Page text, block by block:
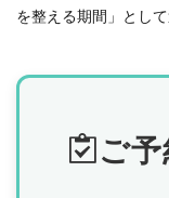
を整える期間」とし
ご